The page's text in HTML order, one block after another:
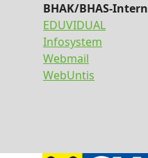
BHAK/BHAS-Intern
EDUVIDUAL
Infosystem
Webmail
WebUntis